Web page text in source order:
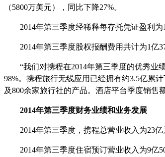
（5800万美元），同比下降27%。
2014年第三季度经稀释每存托凭证盈利为
2014年第三季度股权报酬费用共计为1亿
“我们对携程在2014年第三季度的优秀业
98%。携程旅行无线应用已经拥有约3.5亿累
及800余家旅行社的产品。酒店平台季度销售
2014年第三季度财务业绩和业务发展
2014年第三季度，携程总营业收入为23亿
2014年第三季度住宿预订营业收入为9亿